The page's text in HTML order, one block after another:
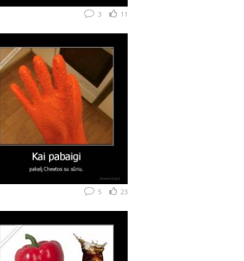
3 11
5 23